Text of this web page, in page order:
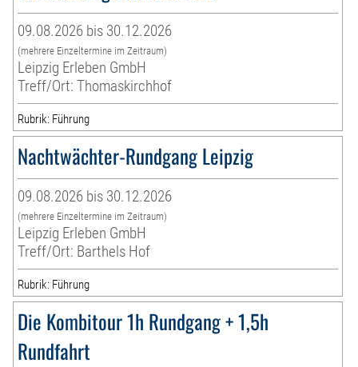
09.08.2026 bis 30.12.2026
(mehrere Einzeltermine im Zeitraum)
Leipzig Erleben GmbH
Treff/Ort: Thomaskirchhof
Rubrik: Führung
Nachtwächter-Rundgang Leipzig
09.08.2026 bis 30.12.2026
(mehrere Einzeltermine im Zeitraum)
Leipzig Erleben GmbH
Treff/Ort: Barthels Hof
Rubrik: Führung
Die Kombitour 1h Rundgang + 1,5h
Rundfahrt